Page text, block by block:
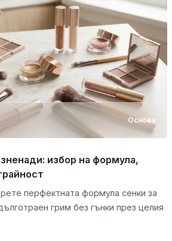
Основа
избор на формула,
перфектната формула сенки за
грим без гънки през целия